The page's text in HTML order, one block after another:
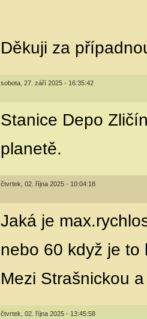
Děkuji za
sobota, 27. září 2025 - 16:35:42
Stanice Depo
planetě.
čtvrtek, 02. října 2025 - 10:04:18
Jaká je
nebo 60 když je to
Mezi Strašnickou
čtvrtek, 02. října 2025 - 13:45:58